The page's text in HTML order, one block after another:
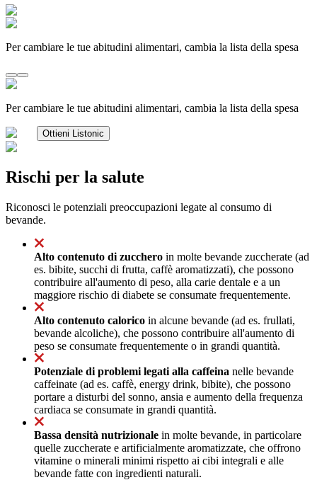
Per cambiare le tue abitudini alimentari, cambia la lista della spesa
Per cambiare le tue abitudini alimentari, cambia la lista della spesa
Ottieni Listonic
Rischi per la salute
Riconosci le potenziali preoccupazioni legate al consumo di
bevande.
Alto contenuto di zucchero in molte bevande zuccherate (ad
es. bibite, succhi di frutta, caffè aromatizzati), che possono
contribuire all'aumento di peso, alla carie dentale e a un
maggiore rischio di diabete se consumate frequentemente.
Alto contenuto calorico in alcune bevande (ad es. frullati,
bevande alcoliche), che possono contribuire all'aumento di
peso se consumate frequentemente o in grandi quantità.
Potenziale di problemi legati alla caffeina nelle bevande
caffeinate (ad es. caffè, energy drink, bibite), che possono
portare a disturbi del sonno, ansia e aumento della frequenza
cardiaca se consumate in grandi quantità.
Bassa densità nutrizionale in molte bevande, in particolare
quelle zuccherate e artificialmente aromatizzate, che offrono
vitamine o minerali minimi rispetto ai cibi integrali e alle
bevande fatte con ingredienti naturali.